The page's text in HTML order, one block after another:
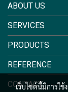
ABOUT US
SERVICES
PRODUCTS
REFERENCE
CONTACT
เว็บไซต์นี้มีการใ